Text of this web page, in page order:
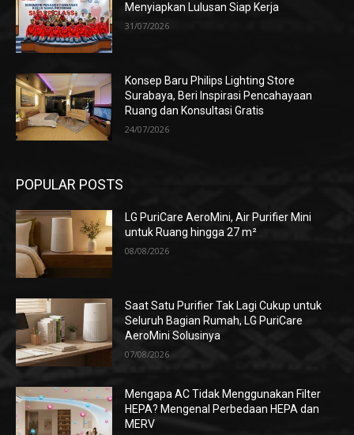
Menyiapkan Lulusan Siap Kerja
31/07/2026
Konsep Baru Philips Lighting Store
Surabaya, Beri Inspirasi Pencahayaan
Ruang dan Konsultasi Gratis
24/07/2026
POPULAR POSTS
LG PuriCare AeroMini, Air Purifier Mini
untuk Ruang hingga 27 m²
08/08/2026
Saat Satu Purifier Tak Lagi Cukup untuk
Seluruh Bagian Rumah, LG PuriCare
AeroMini Solusinya
07/08/2026
Mengapa AC Tidak Menggunakan Filter
HEPA? Mengenal Perbedaan HEPA dan
MERV